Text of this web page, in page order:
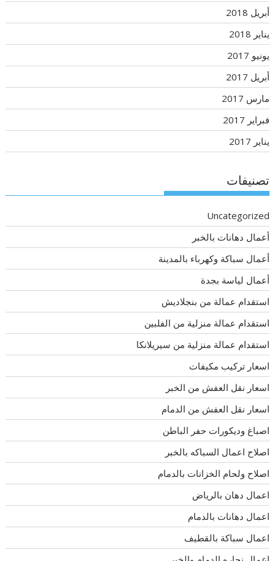
أبريل 2018
يناير 2018
يونيو 2017
أبريل 2017
مارس 2017
فبراير 2017
يناير 2017
تصنيفات
Uncategorized
أعمال دهانات بالخبر
أعمال سباكة وكهرباء بالمدينة
أعمال لياسة بجدة
استقدام عمالة من بنجلاديش
استقدام عمالة منزلية من الفلبين
استقدام عمالة منزلية من سيريلانكا
اسعار تركيب مكيفات
اسعار نقل العفش من الخبر
اسعار نقل العفش من الدمام
اصباغ وديكورات حفر الباطن
اصلاح اعمال السباكه بالخبر
اصلاح ولحام الخزانات بالدمام
اعمال دهان بالرياض
اعمال دهانات بالدمام
اعمال سباكة بالقطيف